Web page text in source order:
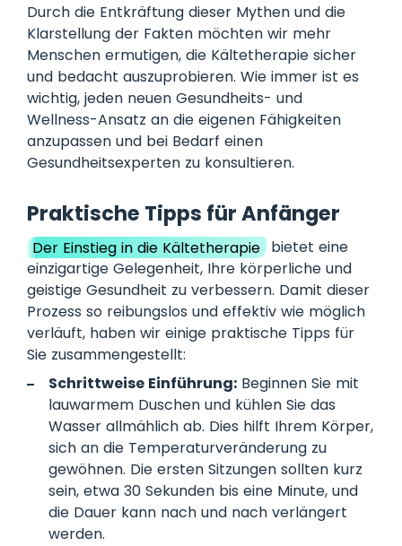
Durch die Entkräftung dieser Mythen und die
Klarstellung der Fakten möchten wir mehr
Menschen ermutigen, die Kältetherapie sicher
und bedacht auszuprobieren. Wie immer ist es
wichtig, jeden neuen Gesundheits- und
Wellness-Ansatz an die eigenen Fähigkeiten
anzupassen und bei Bedarf einen
Gesundheitsexperten zu konsultieren.
Praktische Tipps für Anfänger
Der Einstieg in die Kältetherapie bietet eine
einzigartige Gelegenheit, Ihre körperliche und
geistige Gesundheit zu verbessern. Damit dieser
Prozess so reibungslos und effektiv wie möglich
verläuft, haben wir einige praktische Tipps für
Sie zusammengestellt:
Schrittweise Einführung: Beginnen Sie mit
lauwarmem Duschen und kühlen Sie das
Wasser allmählich ab. Dies hilft Ihrem Körper,
sich an die Temperaturveränderung zu
gewöhnen. Die ersten Sitzungen sollten kurz
sein, etwa 30 Sekunden bis eine Minute, und
die Dauer kann nach und nach verlängert
werden.